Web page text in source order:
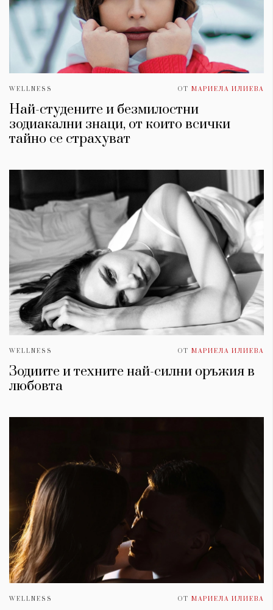
WELLNESS ОТ МАРИЕЛА ИЛИЕВА
Най-студените и безмилостни
зодиакални знаци, от които всички
тайно се страхуват
WELLNESS ОТ МАРИЕЛА ИЛИЕВА
Зодиите и техните най-силни оръжия в
любовта
WELLNESS ОТ МАРИЕЛА ИЛИЕВА